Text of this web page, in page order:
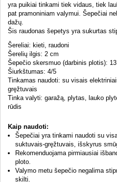
yra puikiai tinkami tiek vidaus, tiek
pat pramoniniam valymui. Šepečiai
dažų.
Šis raudonas šepetys yra sukurtas
Šereliai: kieti, raudoni
Šerelių ilgis: 2 cm
Šepečio skersmuo (darbinis plotis):
Šiurkštumas: 4/5
Tinkamas naudoti: su visais
gręžtuvais
Tinka valyti: garažą, plytas, lauko
rūdis
Kaip naudoti:
Šepečiai yra tinkami naudoti su
suktuvais-gręžtuvais, išskyrus
Rekomenduojama pirmiausiai
ploto.
Valymo metu šepečio negalima
skilti.